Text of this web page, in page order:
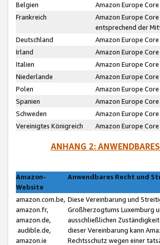
Belgien
Amazon Europe Core
Frankreich
Amazon Europe
entsprechend der
Deutschland
Amazon Europe Core
Irland
Amazon Europe Core
Italien
Amazon Europe Core
Niederlande
Amazon Europe Core
Polen
Amazon Europe Core
Spanien
Amazon Europe Core
Schweden
Amazon Europe Core
Vereinigtes Königreich
Amazon Europe Core
ANHANG 2:
Amazon-
Website
Anwendbares Recht und
amazon.com.be,
amazon.fr,
amazon.de,
audible.de,
amazon.ie
Diese Vereinbarung und
Großherzogtums Luxemburg
ausschließlichen
dieser Vereinbarung kann
Rechtsschutz wegen einer